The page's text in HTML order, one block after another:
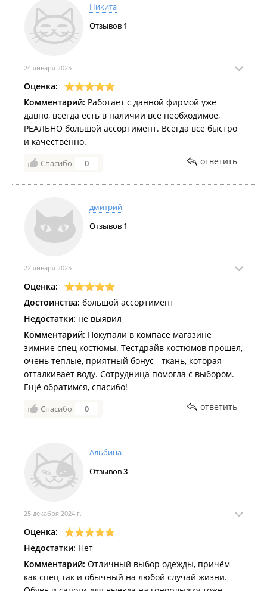
Никита
Отзывов 1
24 января 2025 г.
Оценка:
Комментарий: Работает с данной фирмой уже
давно, всегда есть в наличии всё необходимое,
РЕАЛЬНО большой ассортимент. Всегда все быстро
и качественно.
Спасибо 0 ответить
дмитрий
Отзывов 1
22 января 2025 г.
Оценка:
Достоинства: большой ассортимент
Недостатки: не выявил
Комментарий: Покупали в компасе магазине
зимние спец костюмы. Тестдрайв костюмов прошел,
очень теплые, приятный бонус - ткань, которая
отталкивает воду. Сотрудница помогла с выбором.
Ещё обратимся, спасибо!
Спасибо 0 ответить
Альбина
Отзывов3
25 декабря 2024 г.
Оценка:
Недостатки: Нет
Комментарий: Отличный выбор одежды, причём
как спец так и обычный на любой случай жизни.